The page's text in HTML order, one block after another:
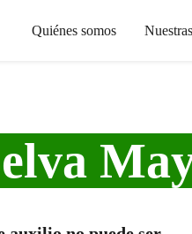
Quiénes somos